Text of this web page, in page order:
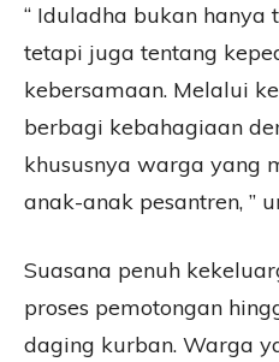
“ Iduladha bukan hanya
tetapi juga tentang
kebersamaan. Melalui
berbagi kebahagiaan
khususnya warga yang
anak-anak pesantren, ”
Suasana penuh
proses pemotongan
daging kurban. Warga